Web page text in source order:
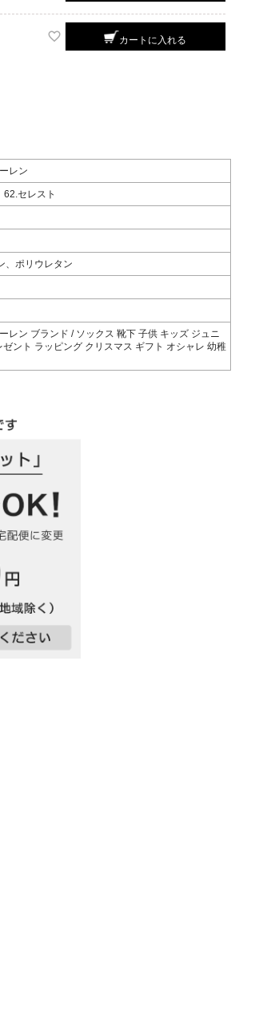
カートに入れる
レン
セレスト
、ポリウレタン
レン ブランド / ソックス 靴下 子供 キッズ ジュニ
ント ラッピング クリスマス ギフト オシャレ 幼稚